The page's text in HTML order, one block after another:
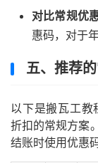
对比常规优
惠码，对于
五、推荐
以下是搬瓦工教
折扣的常规方案
结账时使用优惠